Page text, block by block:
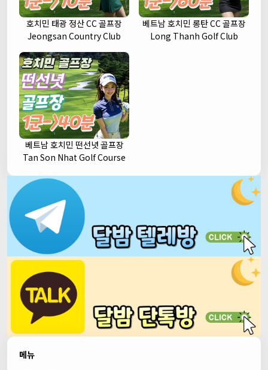
호치민 태광 정산 CC 골프장
Jeongsan Country Club
베트남 호치민 롱탄 CC 골프장
Long Thanh Golf Club
베트남 호치민 떤선녓 골프장
Tan Son Nhat Golf Course
메뉴